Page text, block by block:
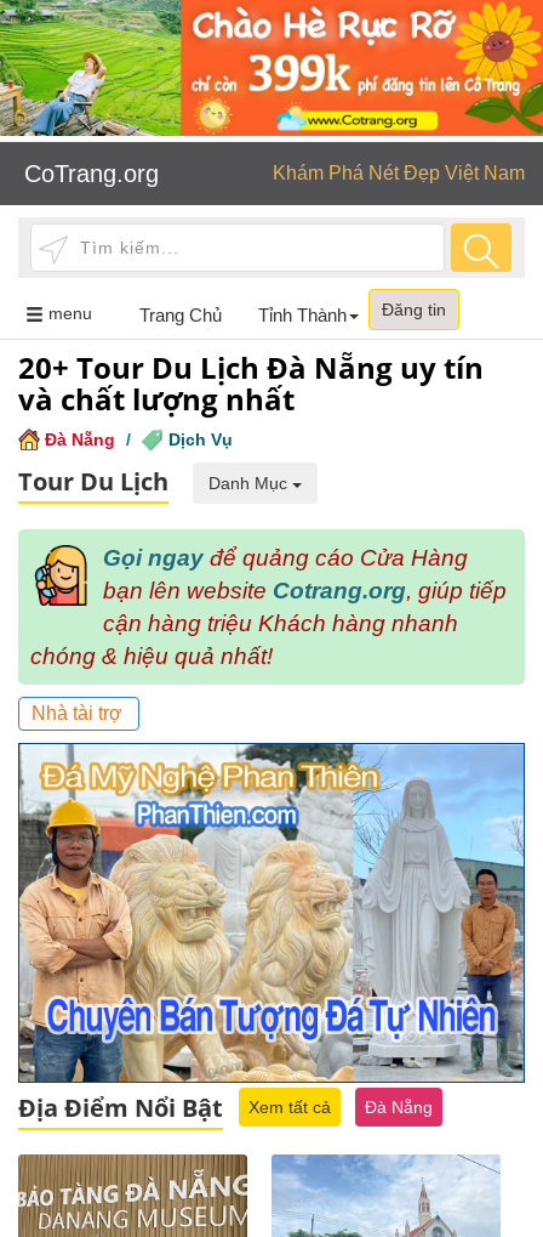
CoTrang.org Khám Phá Nét Đẹp Việt Nam
menu Toggle
navigation
Trang Chủ Tỉnh Thành Đăng tin
20+ Tour Du Lịch Đà Nẵng uy tín
và chất lượng nhất
Đà Nẵng / Dịch Vụ
Tour Du Lịch Danh Mục
Gọi ngay để quảng cáo Cửa Hàng
bạn lên website Cotrang.org, giúp tiếp
cận hàng triệu Khách hàng nhanh
chóng & hiệu quả nhất!
Nhà tài trợ
Địa Điểm Nổi Bật Xem tất cả Đà Nẵng